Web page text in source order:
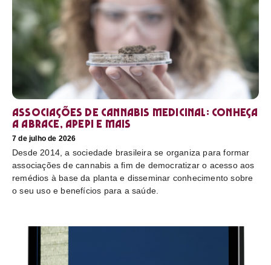
Associações de cannabis medicinal: conheça
a Abrace, Apepi e mais
7 de julho de 2026
Desde 2014, a sociedade brasileira se organiza para formar
associações de cannabis a fim de democratizar o acesso aos
remédios à base da planta e disseminar conhecimento sobre
o seu uso e benefícios para a saúde.